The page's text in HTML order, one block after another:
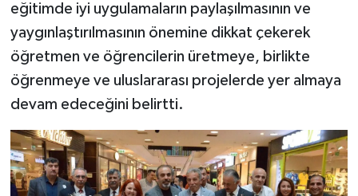
eğitimde iyi uygulamaların paylaşılmasının ve
yaygınlaştırılmasının önemine dikkat çekerek
öğretmen ve öğrencilerin üretmeye, birlikte
öğrenmeye ve uluslararası projelerde yer almaya
devam edeceğini belirtti.